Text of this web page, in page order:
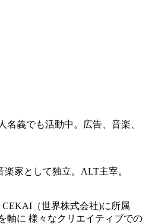
義でも活動中。広告、音楽、
家として独立。ALT主宰。
（世界株式会社)に所属
軸に 様々なクリエイティブでの